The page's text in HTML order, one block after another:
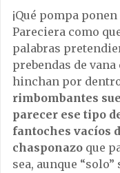
¡Qué pompa
Pareciera como
palabras
prebendas de
hinchan por
rimbombantes
parecer ese tipo
fantoches vacíos
chasponazo que
sea, aunque